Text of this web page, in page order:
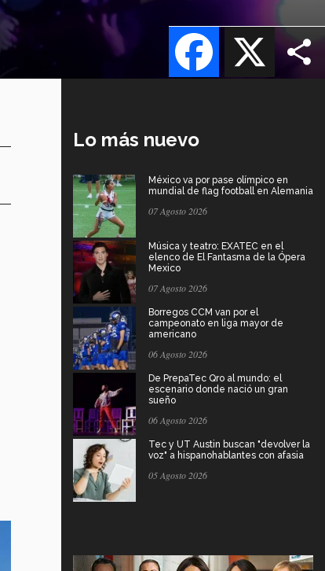
X
Facebook
Lo más nuevo
México va por pase olímpico en
mundial de flag football en Alemania
07 Agosto 2026
Música y teatro: EXATEC en el
elenco de El Fantasma de la Ópera
Mexico
07 Agosto 2026
Borregos CCM van por el
campeonato en liga mayor de
americano
06 Agosto 2026
De PrepaTec Qro al mundo: el
escenario donde nació un gran
sueño
06 Agosto 2026
Tec y UT Austin buscan "devolver la
voz" a hispanohablantes con afasia
05 Agosto 2026